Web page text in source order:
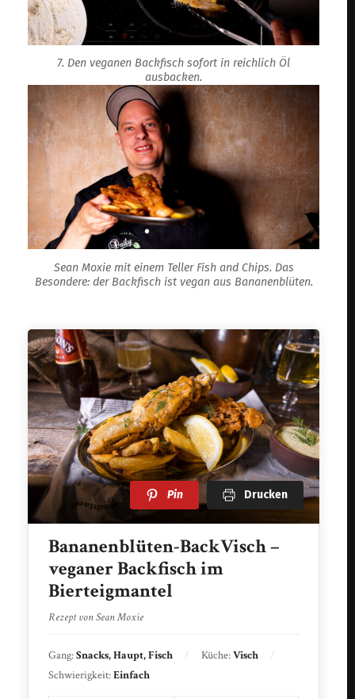
7. Den veganen Backfisch sofort in reichlich Öl
ausbacken.
Sean Moxie mit einem Teller Fish and Chips. Das
Besondere: der Backfisch ist vegan aus Bananenblüten.
Pin Drucken
Bananenblüten-BackVisch –
veganer Backfisch im
Bierteigmantel
Rezept von Sean Moxie
Gang:Snacks, Haupt, Fisch Küche:Visch
Schwierigkeit:Einfach